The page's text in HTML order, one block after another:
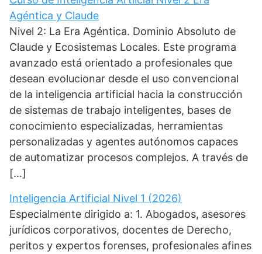
Agéntica y Claude
Nivel 2: La Era Agéntica. Dominio Absoluto de
Claude y Ecosistemas Locales. Este programa
avanzado está orientado a profesionales que
desean evolucionar desde el uso convencional
de la inteligencia artificial hacia la construcción
de sistemas de trabajo inteligentes, bases de
conocimiento especializadas, herramientas
personalizadas y agentes autónomos capaces
de automatizar procesos complejos. A través de
[…]
Inteligencia Artificial Nivel 1 (2026)
Especialmente dirigido a: 1. Abogados, asesores
jurídicos corporativos, docentes de Derecho,
peritos y expertos forenses, profesionales afines